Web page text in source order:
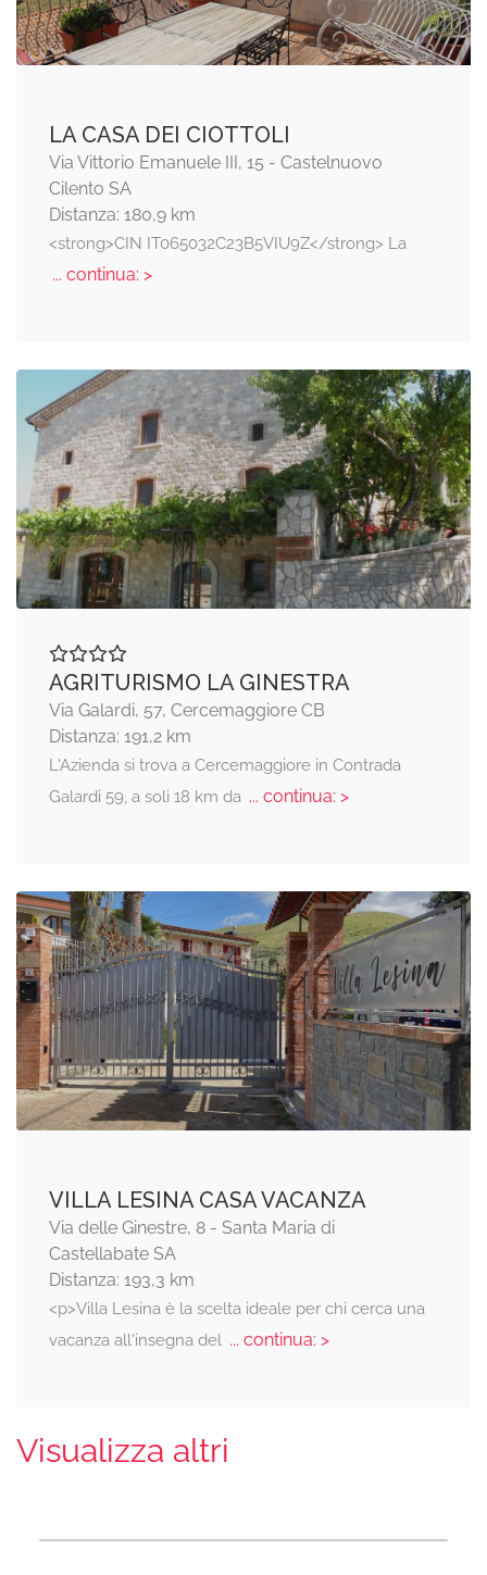
LA CASA DEI CIOTTOLI
Via Vittorio Emanuele III, 15 - Castelnuovo
Cilento SA
Distanza: 180,9 km
<strong>CIN IT065032C23B5VIU9Z</strong> La
... continua: >
AGRITURISMO LA GINESTRA
Via Galardi, 57, Cercemaggiore CB
Distanza: 191,2 km
L'Azienda si trova a Cercemaggiore in Contrada
Galardi 59, a soli 18 km da... continua: >
VILLA LESINA CASA VACANZA
Via delle Ginestre, 8 - Santa Maria di
Castellabate SA
Distanza: 193,3 km
<p>Villa Lesina è la scelta ideale per chi cerca una
vacanza all'insegna del... continua: >
Visualizza altri